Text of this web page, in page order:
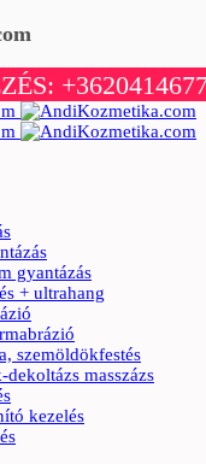
gyantázás
+ ultrahang
szemöldökfestés
dekoltázs masszázs
kezelés